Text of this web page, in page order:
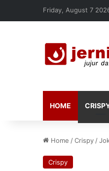
Friday, August 7
HOME
Home /Crispy /
Crispy